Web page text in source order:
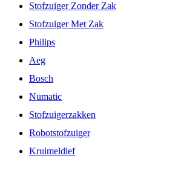
Stofzuiger Zonder Zak
Stofzuiger Met Zak
Philips
Aeg
Bosch
Numatic
Stofzuigerzakken
Robotstofzuiger
Kruimeldief